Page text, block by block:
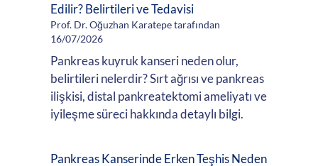
Edilir? Belirtileri ve Tedavisi
Prof. Dr. Oğuzhan Karatepe tarafından
16/07/2026
Pankreas kuyruk kanseri neden olur,
belirtileri nelerdir? Sırt ağrısı ve pankreas
ilişkisi, distal pankreatektomi ameliyatı ve
iyileşme süreci hakkında detaylı bilgi.
Pankreas Kanserinde Erken Teşhis Neden